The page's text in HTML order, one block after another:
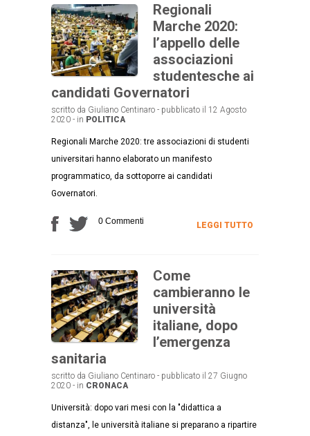
Regionali
Marche 2020:
l’appello delle
associazioni
studentesche ai
candidati Governatori
scritto da Giuliano Centinaro - pubblicato il 12 Agosto
2020 - in POLITICA
Regionali Marche 2020: tre associazioni di studenti
universitari hanno elaborato un manifesto
programmatico, da sottoporre ai candidati
Governatori.
0 Commenti LEGGI TUTTO
Come
cambieranno le
università
italiane, dopo
l’emergenza
sanitaria
scritto da Giuliano Centinaro - pubblicato il 27 Giugno
2020 - in CRONACA
Università: dopo vari mesi con la "didattica a
distanza", le università italiane si preparano a ripartire